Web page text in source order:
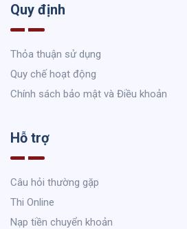
Quy định
Thỏa thuận sử dụng
Quy chế hoạt động
Chính sách bảo mật và Điều khoản
Hỗ trợ
Câu hỏi thường gặp
Thi Online
Nạp tiền chuyển khoản